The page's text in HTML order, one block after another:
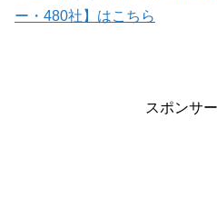
ー・480社】はこちら
スポンサ